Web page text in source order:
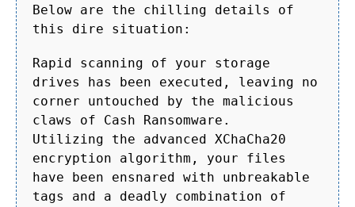
Below are the chilling details of
this dire situation:
Rapid scanning of your storage
drives has been executed, leaving no
corner untouched by the malicious
claws of Cash Ransomware.
Utilizing the advanced XChaCha20
encryption algorithm, your files
have been ensnared with unbreakable
tags and a deadly combination of